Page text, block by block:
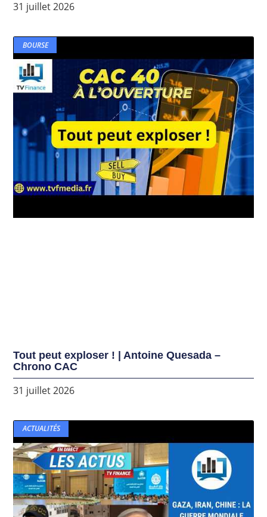
31 juillet 2026
BOURSE
Tout peut exploser ! | Antoine Quesada –
Chrono CAC
31 juillet 2026
ACTUALITÉS